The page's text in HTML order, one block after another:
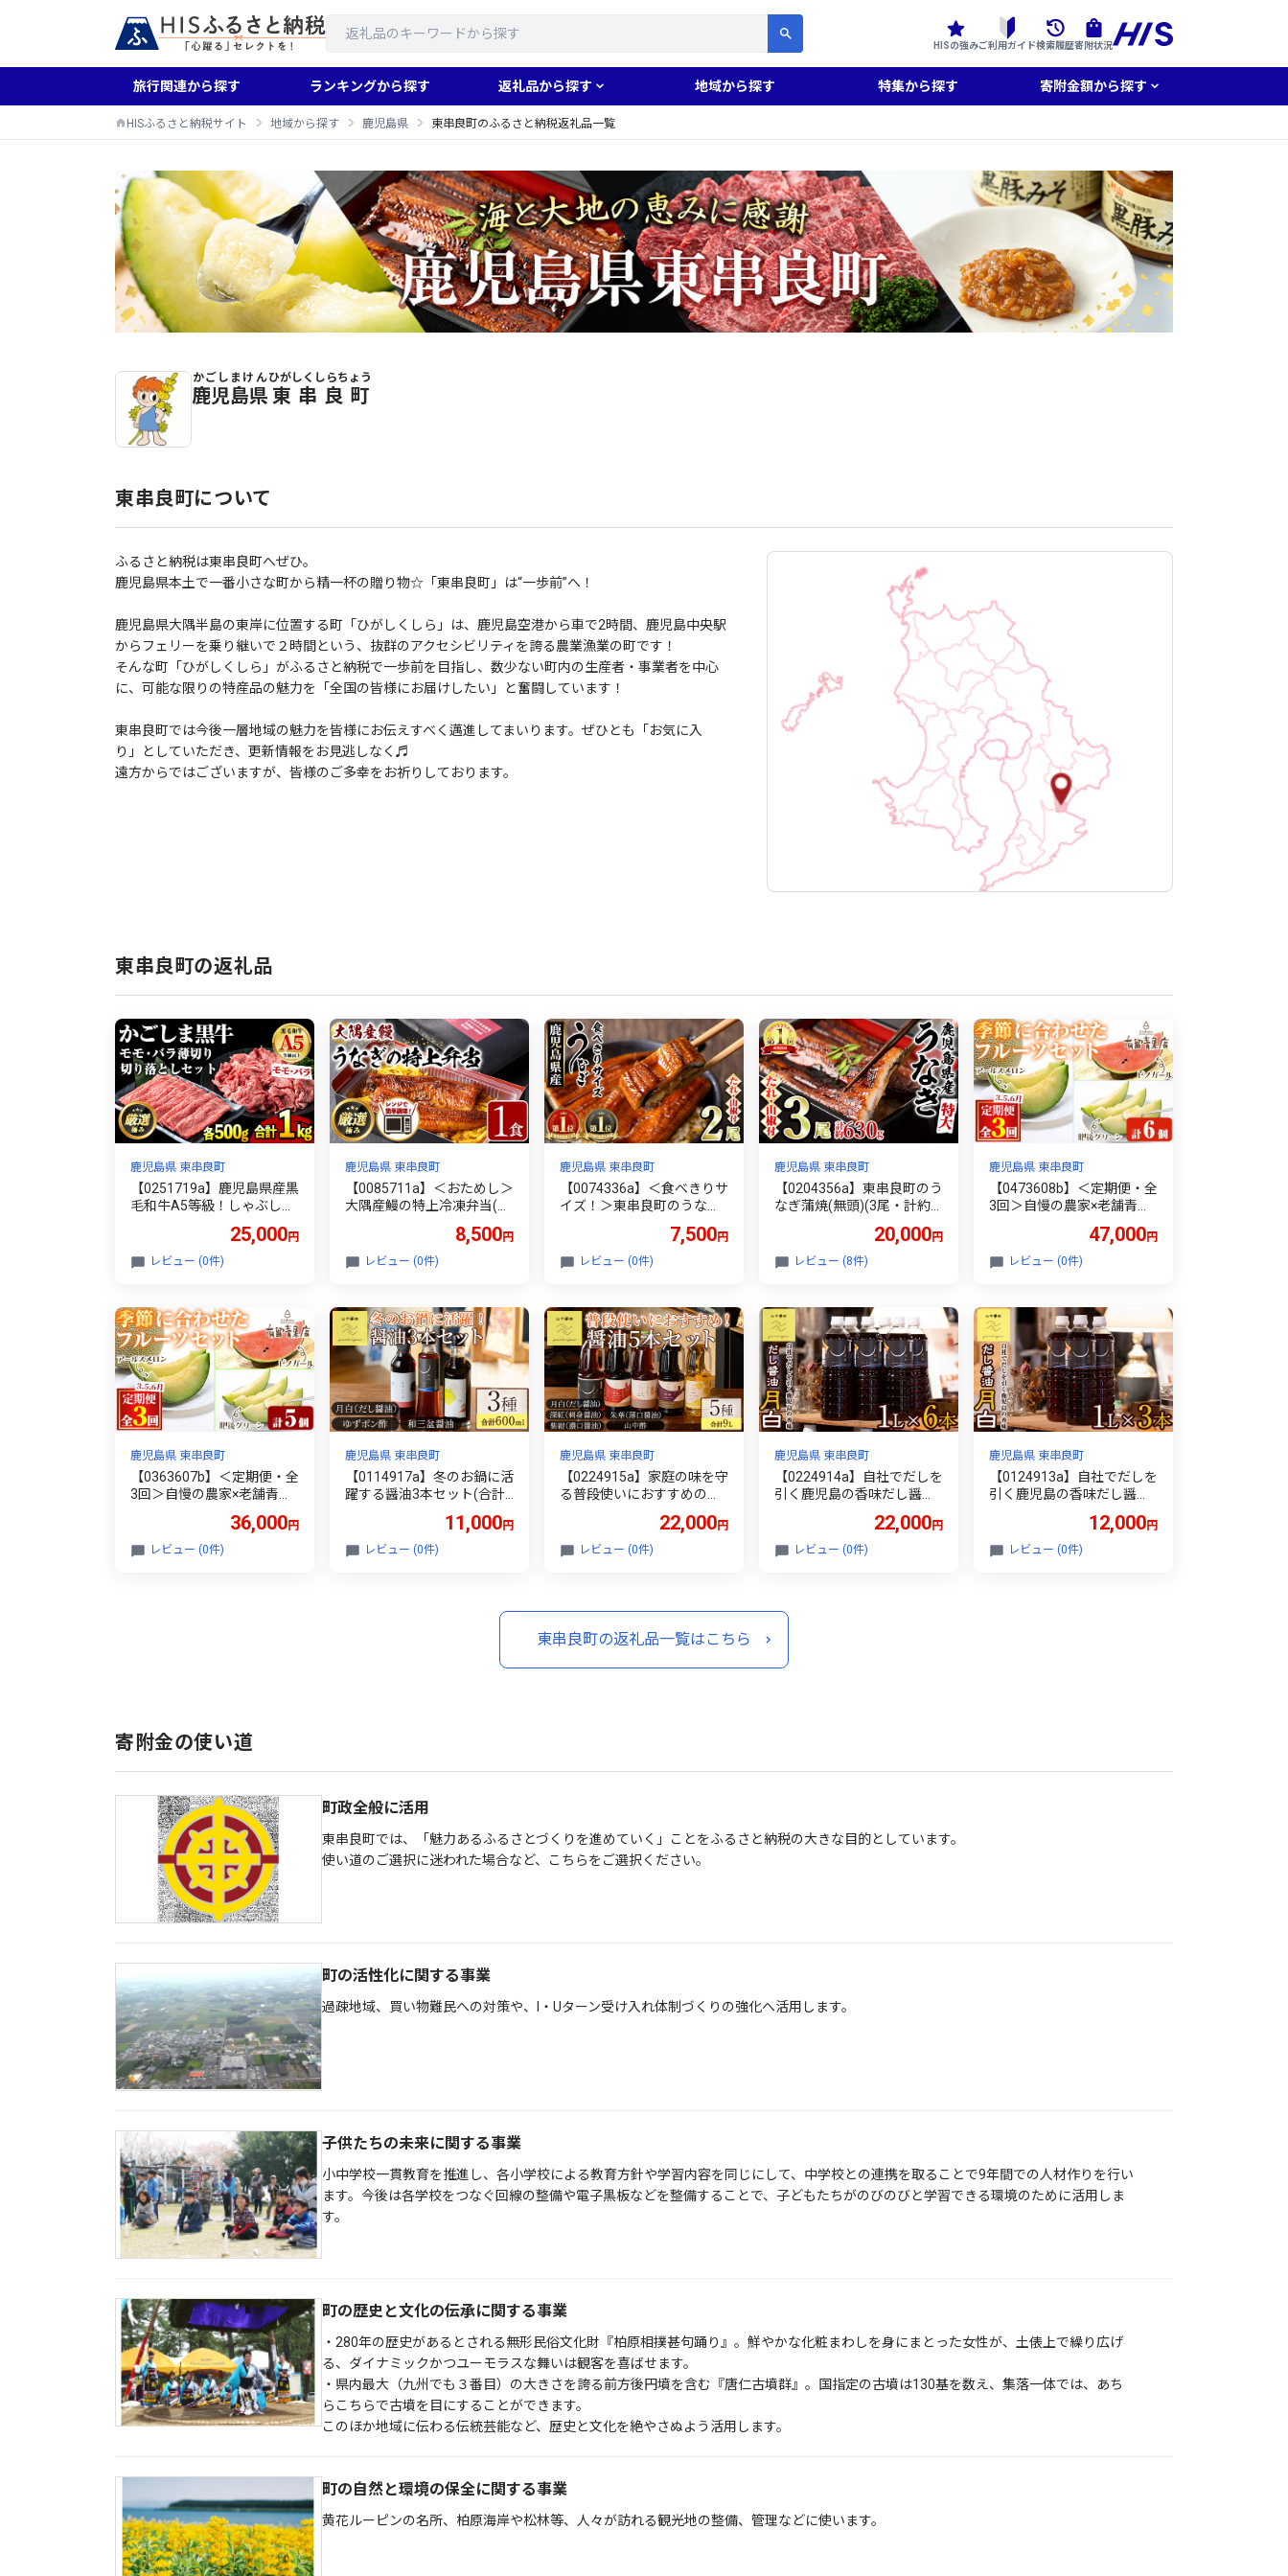
HISの強みご利用ガイド検索履歴寄附状況
旅行関連から探す ランキングから探す 返礼品から探す 地域から探す 特集から探す 寄附金額から探す
HISふるさと納税サイト 地域から探す 鹿児島県 東串良町のふるさと納税返礼品一覧
東串良町のふるさと納税返礼品一覧
鹿児島県
かごしまけん
東串良町
ひがしくしらちょう
東串良町について
ふるさと納税は東串良町へぜひ。
鹿児島県本土で一番小さな町から精一杯の贈り物☆「東串良町」は“一歩前”へ！
鹿児島県大隅半島の東岸に位置する町「ひがしくしら」は、鹿児島空港から車で2時間、鹿児島中央駅
からフェリーを乗り継いで２時間という、抜群のアクセシビリティを誇る農業漁業の町です！
そんな町「ひがしくしら」がふるさと納税で一歩前を目指し、数少ない町内の生産者・事業者を中心
に、可能な限りの特産品の魅力を「全国の皆様にお届けしたい」と奮闘しています！
東串良町では今後一層地域の魅力を皆様にお伝えすべく邁進してまいります。ぜひとも「お気に入
り」としていただき、更新情報をお見逃しなく♬
遠方からではございますが、皆様のご多幸をお祈りしております。
東串良町の返礼品
鹿児島県 東串良町
【0251719a】鹿児島県産黒
毛和牛A5等級！しゃぶしゃ
ぶすきやき用と切り落とし
セット(合計約1kg・各500g
×2P) 牛肉 肉 和牛 冷凍 国産
ゃぶ すき焼き 冷凍 【前田
畜産たかしや】
25,000円
レビュー (0件)
鹿児島県 東串良町
【0085711a】＜おためし＞
大隅産鰻の特上冷凍弁当(冷
凍品)(1食分・計340g タ
レ、山椒付) うなぎ 高級 ウ
ナギ 鰻 うなぎの蒲焼 蒲焼
ン 電子レンジ 【南嘉起屋】
8,500円
レビュー (0件)
鹿児島県 東串良町
【0074336a】＜食べきりサ
イズ！＞東串良町のうなぎ
蒲焼(無頭)(計2尾・計約200
g・タレ、山椒付) うなぎ 蒲
焼長焼 ウナギ 鰻 蒲焼き 国
ング 高級 家庭用 おすすめ
たれ さんしょう 【アクアお
おすみ】
7,500円
レビュー (0件)
鹿児島県 東串良町
【0204356a】東串良町のう
なぎ蒲焼(無頭)(3尾・計約6
30g・タレ、山椒付)うなぎ
高級 ウナギ 鰻 国産 蒲焼 蒲
焼き たれ 鹿児島 ふるさと
20,000円
レビュー (8件)
鹿児島県 東串良町
【0473608b】＜定期便・全
3回＞自慢の農家×老舗青果
店のフルーツ定期便(計6個)
メロン アールスメロン スイ
カ すいか 小玉スイカ 肥後
47,000円
レビュー (0件)
鹿児島県 東串良町
【0363607b】＜定期便・全
3回＞自慢の農家×老舗青果
店のフルーツ定期便(計5個)
メロン アールスメロン スイ
カ すいか 小玉スイカ 肥後
36,000円
レビュー (0件)
鹿児島県 東串良町
【0114917a】冬のお鍋に活
躍する醤油3本セット(合計3
本) しょうゆ しょう油 正油
調味料 常温保存 出汁 だし
ポン酢 ぽん酢 和三盆 ゆず
11,000円
レビュー (0件)
鹿児島県 東串良町
【0224915a】家庭の味を守
る普段使いにおすすめの醤
油(5種・計9L) しょうゆ し
ょう油 調味料 常温保存 保
存 出汁 だし 刺身醤油 薄口
22,000円
レビュー (0件)
鹿児島県 東串良町
【0224914a】自社でだしを
引く鹿児島の香味だし醤油
の月白(1L×6本)しょうゆ し
ょう油 調味料 常温保存 保
存 卵かけご飯 出汁 だし
22,000円
レビュー (0件)
鹿児島県 東串良町
【0124913a】自社でだしを
引く鹿児島の香味だし醤油
の月白(1L×3本)しょうゆ し
ょう油 調味料 常温保存 保
存 卵かけご飯 出汁 だし
12,000円
レビュー (0件)
東串良町の返礼品一覧はこちら
寄附金の使い道
町政全般に活用
東串良町では、「魅力あるふるさとづくりを進めていく」ことをふるさと納税の大きな目的としています。
使い道のご選択に迷われた場合など、こちらをご選択ください。
町の活性化に関する事業
過疎地域、買い物難民への対策や、I・Uターン受け入れ体制づくりの強化へ活用します。
子供たちの未来に関する事業
小中学校一貫教育を推進し、各小学校による教育方針や学習内容を同じにして、中学校との連携を取ることで9年間での人材作りを行い
ます。今後は各学校をつなぐ回線の整備や電子黒板などを整備することで、子どもたちがのびのびと学習できる環境のために活用しま
す。
町の歴史と文化の伝承に関する事業
・280年の歴史があるとされる無形民俗文化財『柏原相撲甚句踊り』。鮮やかな化粧まわしを身にまとった女性が、土俵上で繰り広げ
る、ダイナミックかつユーモラスな舞いは観客を喜ばせます。
・県内最大（九州でも３番目）の大きさを誇る前方後円墳を含む『唐仁古墳群』。国指定の古墳は130基を数え、集落一体では、あち
らこちらで古墳を目にすることができます。
このほか地域に伝わる伝統芸能など、歴史と文化を絶やさぬよう活用します。
町の自然と環境の保全に関する事業
黄花ルーピンの名所、柏原海岸や松林等、人々が訪れる観光地の整備、管理などに使います。